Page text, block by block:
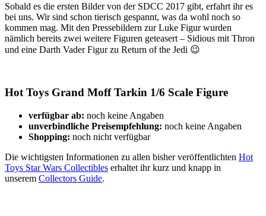
Sobald es die ersten Bilder von der SDCC 2017 gibt, erfahrt ihr es
bei uns. Wir sind schon tierisch gespannt, was da wohl noch so
kommen mag. Mit den Pressebildern zur Luke Figur wurden
nämlich bereits zwei weitere Figuren geteasert – Sidious mit Thron
und eine Darth Vader Figur zu Return of the Jedi 😉
Hot Toys Grand Moff Tarkin 1/6 Scale Figure
verfügbar ab: noch keine Angaben
unverbindliche Preisempfehlung: noch keine Angaben
Shopping: noch nicht verfügbar
Die wichtigsten Informationen zu allen bisher veröffentlichten Hot
Toys Star Wars Collectibles erhaltet ihr kurz und knapp in
unserem Collectors Guide.